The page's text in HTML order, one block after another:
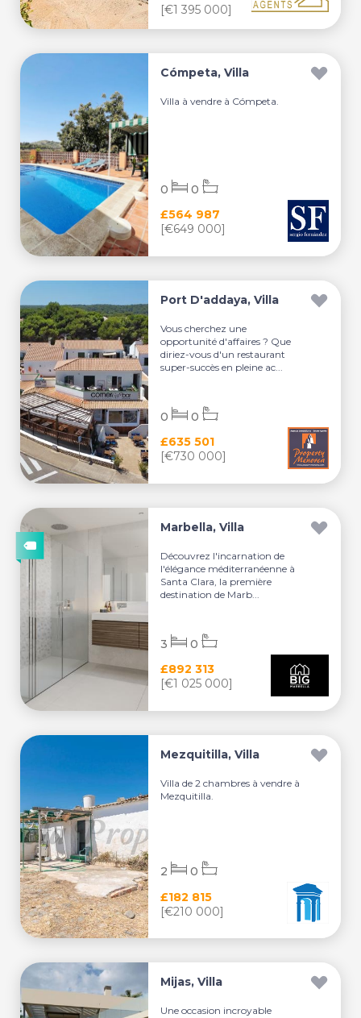
[€1 395 000]
Cómpeta, Villa
Villa à vendre à Cómpeta.
£564 987
[€649 000]
0 0
Port D'addaya, Villa
Vous cherchez une
opportunité d'affaires ? Que
diriez-vous d'un restaurant
super-succès en pleine ac...
£635 501
[€730 000]
0 0
Marbella, Villa
Découvrez l'incarnation de
l'élégance méditerranéenne à
Santa Clara, la première
destination de Marb...
£892 313
[€1 025 000]
3 0
Mezquitilla, Villa
Villa de 2 chambres à vendre à
Mezquitilla.
£182 815
[€210 000]
2 0
Mijas, Villa
Une occasion incroyable